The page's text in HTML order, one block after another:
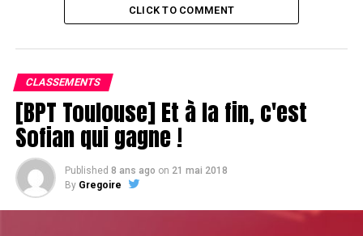
De-ci, de-là CLICK TO COMMENT
CLASSEMENTS
[BPT Toulouse] Et à la fin, c'est
Sofian qui gagne !
Published 8 ans ago on 21 mai 2018
By Gregoire